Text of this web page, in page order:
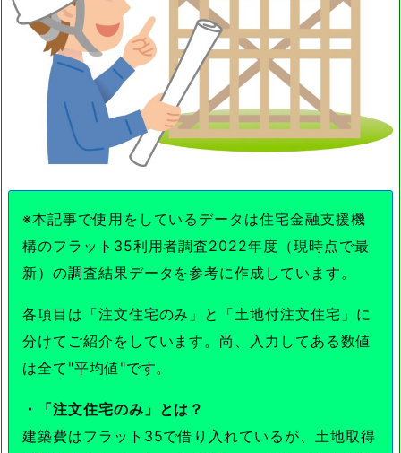
※本記事で使用をしているデータは住宅金融支援機
構のフラット35利用者調査2022年度（現時点で最
新）の調査結果データを参考に作成しています。
各項目は「注文住宅のみ」と「土地付注文住宅」に
分けてご紹介をしています。尚、入力してある数値
は全て"平均値"です。
・「注文住宅のみ」とは？
建築費はフラット35で借り入れているが、土地取得